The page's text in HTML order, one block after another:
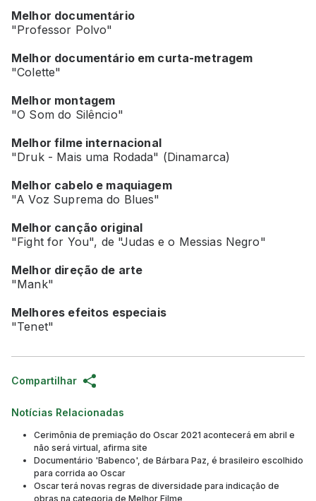
Melhor documentário
"Professor Polvo"
Melhor documentário em curta-metragem
"Colette"
Melhor montagem
"O Som do Silêncio"
Melhor filme internacional
"Druk - Mais uma Rodada" (Dinamarca)
Melhor cabelo e maquiagem
"A Voz Suprema do Blues"
Melhor canção original
"Fight for You", de "Judas e o Messias Negro"
Melhor direção de arte
"Mank"
Melhores efeitos especiais
"Tenet"
Compartilhar
Notícias Relacionadas
Cerimônia de premiação do Oscar 2021 acontecerá em abril e
não será virtual, afirma site
Documentário 'Babenco', de Bárbara Paz, é brasileiro escolhido
para corrida ao Oscar
Oscar terá novas regras de diversidade para indicação de
obras na categoria de Melhor Filme